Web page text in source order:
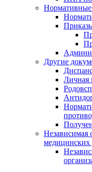
Другие
Личная
Независимая
медицинских